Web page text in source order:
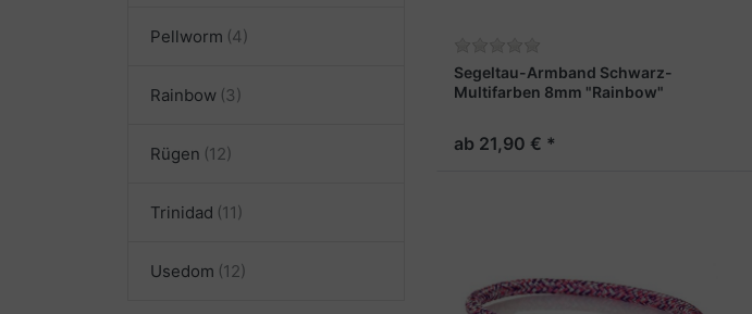
Pellworm
Rainbow
Rügen
Trinidad
Usedom
Segeltau-Armband Schwarz-
Multifarben 8mm "Rainbow"
ab 21,90 € *